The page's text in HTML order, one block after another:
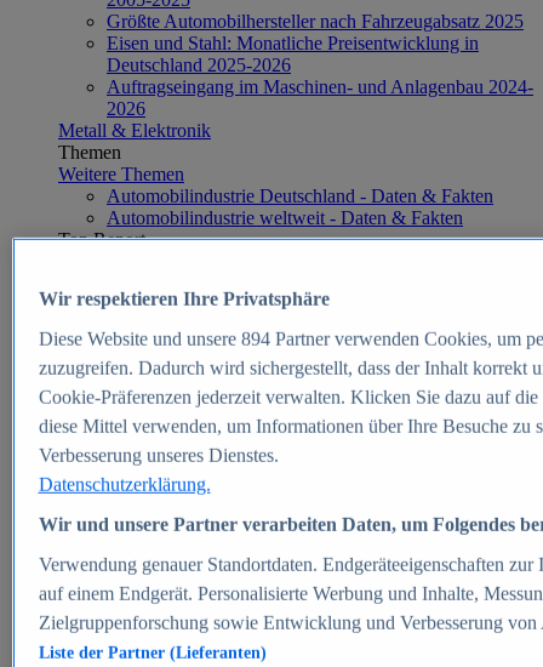
Größte Automobilhersteller nach Fahrzeugabsatz 2025
Eisen und Stahl: Monatliche Preisentwicklung in
Deutschland 2025-2026
Auftragseingang im Maschinen- und Anlagenbau 2024-
2026
Metall & Elektronik
Themen
Weitere Themen
Automobilindustrie Deutschland - Daten & Fakten
Automobilindustrie weltweit - Daten & Fakten
Top Report
Zum Report
E-commerce
Beliebte Statistiken
Aktuelle Statistiken
E-Commerce - Entwicklung des Umsatzes in
Deutschland 1999-2025
Umsatz von Amazon in Deutschland und weltweit
2010-2025
B2C-E-Commerce: Top-50 Online Shops in
Deutschland 2024
Marktanteile von Online-Zahlungsverfahren in
Deutschland 2024
Umsatzstarke Warengruppen im Online-Handel in
Deutschland 2023-2025
Wir respektieren Ihre Privatsphäre
Diese Website und unsere 894Partner verwenden Cookies, um
zuzugreifen. Dadurch wird sichergestellt, dass der Inhalt korrekt
Cookie-Präferenzen jederzeit verwalten. Klicken Sie dazu auf
diese Mittel verwenden, um Informationen über Ihre Besuche
Verbesserung unseres Dienstes.
Datenschutzerklärung.
Wir und unsere Partner verarbeiten Daten, um Folgendes
Verwendung genauer Standortdaten. Endgeräteeigenschaften
auf einem Endgerät. Personalisierte Werbung und Inhalte,
Zielgruppenforschung sowie Entwicklung und Verbesserung von
Liste der Partner (Lieferanten)